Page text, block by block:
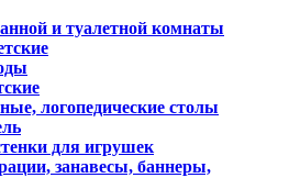
и туалетной комнаты
логопедические столы
для игрушек
занавесы, баннеры,